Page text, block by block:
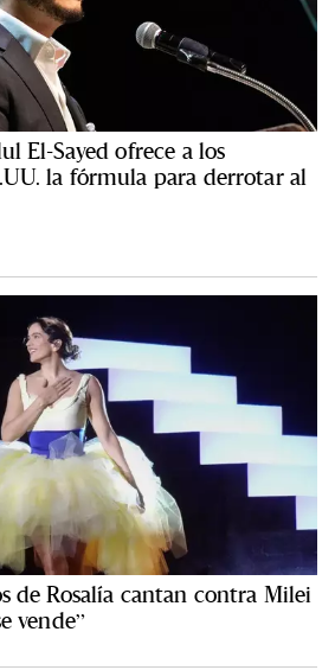
El-Sayed ofrece a los
la fórmula para derrotar al
de Rosalía cantan contra Milei
vende”